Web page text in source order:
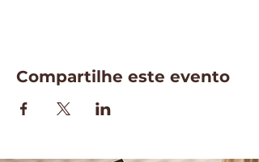
Compartilhe este evento